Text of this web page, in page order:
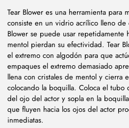
Tear Blower es una herramienta para
consiste en un vidrio acrílico lleno de
Blower se puede usar repetidamente
mentol pierdan su efectividad. Tear
el extremo con algodón para que
empaques el extremo demasiado
llena con cristales de mentol y cierra
colocando la boquilla. Coloca el tubo
del ojo del actor y sopla en la
que fluyen hacia los ojos del actor
inmediatas.